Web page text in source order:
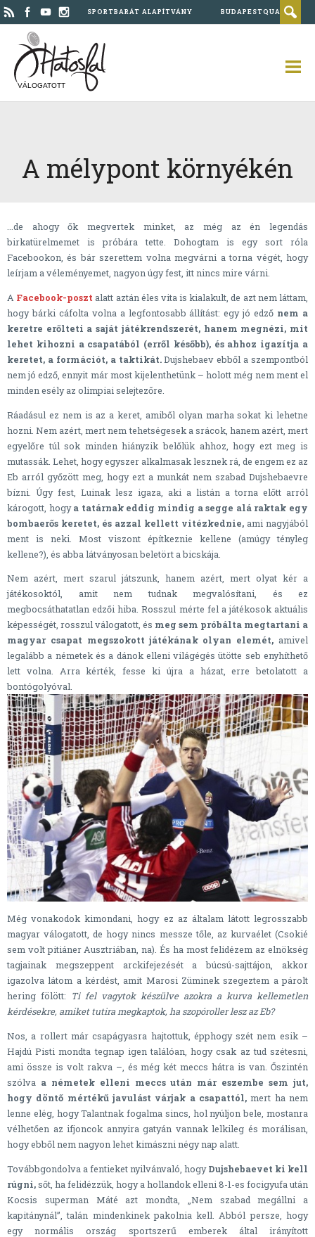
SPORTBARÁT ALAPÍTVÁNY BUDAPESTQUAD
VÁLOGATOTT
A mélypont környékén
...de ahogy ők megvertek minket, az még az én legendás
birkatürelmemet is próbára tette. Dohogtam is egy sort róla
Facebookon, és bár szerettem volna megvárni a torna végét, hogy
leírjam a véleményemet, nagyon úgy fest, itt nincs mire várni.
A Facebook-poszt alatt aztán éles vita is kialakult, de azt nem láttam,
hogy bárki cáfolta volna a legfontosabb állítást: egy jó edző nem a
keretre erőlteti a saját játékrendszerét, hanem megnézi, mit
lehet kihozni a csapatából (erről később), és ahhoz igazítja a
keretet, a formációt, a taktikát.Dujshebaev ebből a szempontból
nem jó edző, ennyit már most kijelenthetünk – holott még nem ment el
minden esély az olimpiai selejtezőre.
Ráadásul ez nem is az a keret, amiből olyan marha sokat ki lehetne
hozni. Nem azért, mert nem tehetségesek a srácok, hanem azért, mert
egyelőre túl sok minden hiányzik belőlük ahhoz, hogy ezt meg is
mutassák. Lehet, hogy egyszer alkalmasak lesznek rá, de engem ez az
Eb arról győzött meg, hogy ezt a munkát nem szabad Dujshebaevre
bízni. Úgy fest, Luinak lesz igaza, aki a listán a torna előtt arról
károgott, hogya tatárnak eddig mindig a segge alá raktak egy
bombaerős keretet, és azzal kellett vitézkednie, ami nagyjából
ment is neki. Most viszont építkeznie kellene (amúgy tényleg
kellene?), és abba látványosan beletört a bicskája.
Nem azért, mert szarul játszunk, hanem azért, mert olyat kér a
játékosoktól, amit nem tudnak megvalósítani, és ez
megbocsáthatatlan edzői hiba. Rosszul mérte fel a játékosok aktuális
képességét, rosszul válogatott, és meg sem próbálta megtartani a
magyar csapat megszokott játékának olyan elemét, amivel
legalább a németek és a dánok elleni világégés ütötte seb enyhíthető
lett volna. Arra kérték, fesse ki újra a házat, erre betolatott a
bontógolyóval.
Még vonakodok kimondani, hogy ez az általam látott legrosszabb
magyar válogatott, de hogy nincs messze tőle, az kurvaélet (Csokié
sem volt pitiáner Ausztriában, na). És ha most felidézem az elnökség
tagjainak megszeppent arckifejezését a búcsú-sajttájon, akkor
igazolva látom a kérdést, amit Marosi Züminek szegeztem a párolt
hering fölött:
Ti fel vagytok készülve azokra a kurva kellemetlen
kérdésekre, amiket tutira megkaptok, ha szopóroller lesz az Eb?
Nos, a rollert már csapágyasra hajtottuk, épphogy szét nem esik –
Hajdú Pisti mondta tegnap igen találóan, hogy csak az tud szétesni,
ami össze is volt rakva –, és még két meccs hátra is van. Őszintén
szólva a németek elleni meccs után már eszembe sem jut,
hogy döntő mértékű javulást várjak a csapattól,mert ha nem
lenne elég, hogy Talantnak fogalma sincs, hol nyúljon bele, mostanra
vélhetően az ifjoncok annyira gatyán vannak lelkileg és morálisan,
hogy ebből nem nagyon lehet kimászni négy nap alatt.
Továbbgondolva a fentieket nyilvánvaló, hogyDujshebaevet ki kell
rúgni,sőt, ha felidézzük, hogy a hollandok elleni 8-1-es focigyufa után
Kocsis superman Máté azt mondta, „Nem szabad megállni a
kapitánynál”, talán mindenkinek pakolnia kell. Abból persze, hogy
egy normális ország sportszerű emberek által irányított